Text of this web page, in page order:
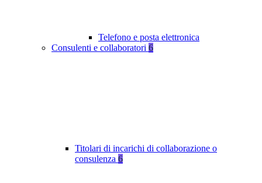
Telefono e posta elettronica
Consulenti e collaboratori 6
Titolari di incarichi di collaborazione o
consulenza 6